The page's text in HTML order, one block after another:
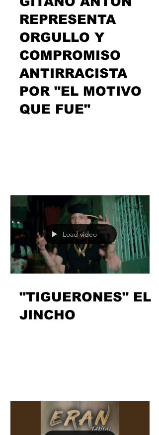
GITANO ANTÓN
REPRESENTA
ORGULLO Y
COMPROMISO
conocimiento y personalidad y
expresarlo con la misma...
levantar el pie del pedal y con las
mismas no hay semana en la...